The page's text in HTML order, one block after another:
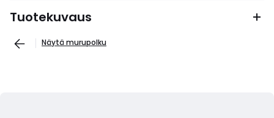
Tuotekuvaus
Näytä murupolku